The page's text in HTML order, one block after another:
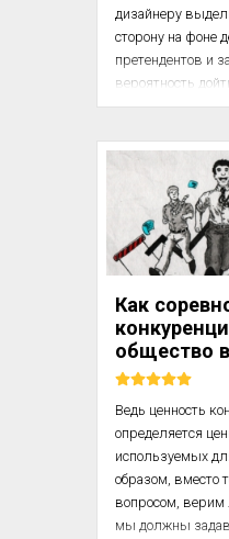
дизайнеру
сторону на фоне
претендентов и
вероятность
Эта статья
собеседовании и
все усилия
это часто
которым
приходится
регулярностью.
приходилось
Как
общество
Ведь ценность
определяется
используемых
образом, вместо
вопросом,
мы должны